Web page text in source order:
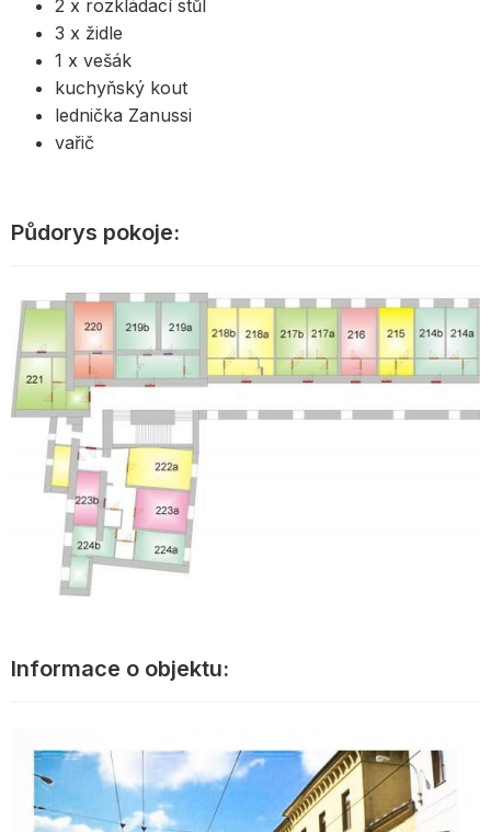
Půdorys pokoje:
2 x rozkládací stůl
3 x židle
1 x vešák
kuchyňský kout
lednička Zanussi
vařič
Informace o objektu: